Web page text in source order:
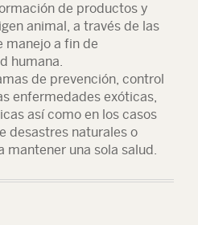
de productos y
animal, a través de las
manejo a fin de
humana.
de prevención, control
enfermedades exóticas,
así como en los casos
desastres naturales o
mantener una sola salud.